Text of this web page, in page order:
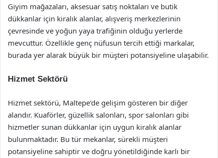
Giyim mağazaları, aksesuar satış noktaları ve butik
dükkanlar için kiralık alanlar, alışveriş merkezlerinin
çevresinde ve yoğun yaya trafiğinin olduğu yerlerde
mevcuttur. Özellikle genç nüfusun tercih ettiği markalar,
burada yer alarak büyük bir müşteri potansiyeline ulaşabilir.
Hizmet Sektörü
Hizmet sektörü, Maltepe’de gelişim gösteren bir diğer
alandır. Kuaförler, güzellik salonları, spor salonları gibi
hizmetler sunan dükkanlar için uygun kiralık alanlar
bulunmaktadır. Bu tür mekanlar, sürekli müşteri
potansiyeline sahiptir ve doğru yönetildiğinde karlı bir